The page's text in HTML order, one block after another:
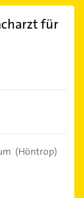
für
(Höntrop)